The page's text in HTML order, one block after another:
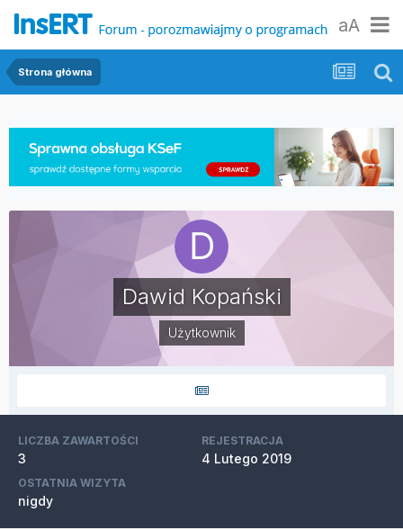
aA
Strona główna
Dawid Kopański
Użytkownik
LICZBA ZAWARTOŚCI
3
REJESTRACJA
4 Lutego 2019
OSTATNIA WIZYTA
nigdy